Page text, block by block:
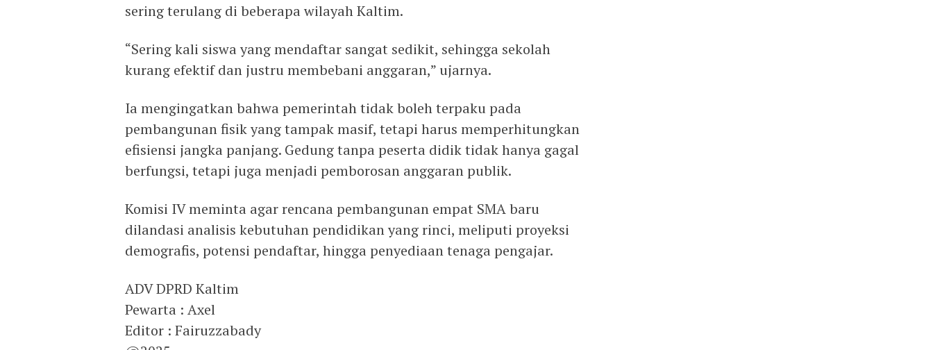
sering terulang di beberapa wilayah Kaltim.
“Sering kali siswa yang mendaftar sangat sedikit, sehingga sekolah
kurang efektif dan justru membebani anggaran,” ujarnya.
Ia mengingatkan bahwa pemerintah tidak boleh terpaku pada
pembangunan fisik yang tampak masif, tetapi harus memperhitungkan
efisiensi jangka panjang. Gedung tanpa peserta didik tidak hanya gagal
berfungsi, tetapi juga menjadi pemborosan anggaran publik.
Komisi IV meminta agar rencana pembangunan empat SMA baru
dilandasi analisis kebutuhan pendidikan yang rinci, meliputi proyeksi
demografis, potensi pendaftar, hingga penyediaan tenaga pengajar.
ADV DPRD Kaltim
Pewarta : Axel
Editor : Fairuzzabady